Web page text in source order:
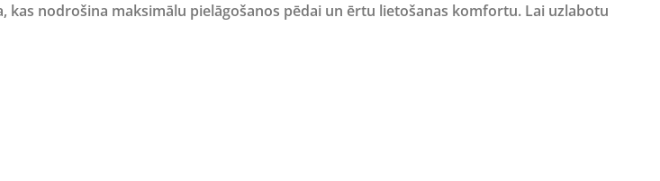
nodrošina maksimālu pielāgošanos pēdai un ērtu lietošanas komfortu. Lai uzlabotu